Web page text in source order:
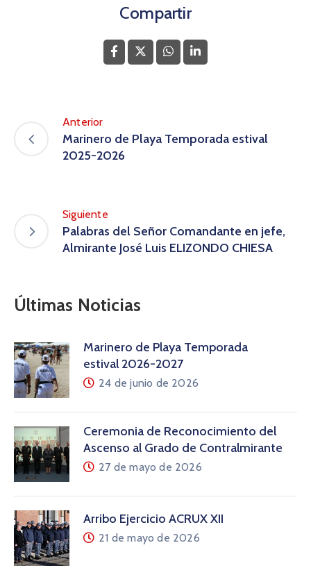
Compartir
Anterior
Marinero de Playa Temporada estival
2025-2026
Siguiente
Palabras del Señor Comandante en jefe,
Almirante José Luis ELIZONDO CHIESA
Últimas Noticias
Marinero de Playa Temporada
estival 2026-2027
24 de junio de 2026
Ceremonia de Reconocimiento del
Ascenso al Grado de Contralmirante
27 de mayo de 2026
Arribo Ejercicio ACRUX XII
21 de mayo de 2026